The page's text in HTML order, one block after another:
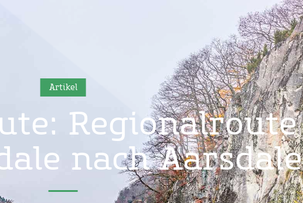
Artikel
Regionalroute
nach Aarsdale